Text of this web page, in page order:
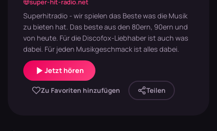
Superhitradio - wir spielen das Beste was die Musik
zu bieten hat. Das beste aus den 80ern, 90ern und
von heute. Für die Discofox-Liebhaber ist auch was
dabei. Für jeden Musikgeschmack ist alles dabei.
Jetzt hören
Zu Favoriten hinzufügen Teilen